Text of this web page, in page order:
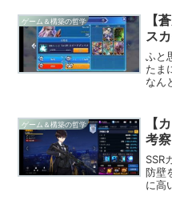
ゲーム＆構築の哲学
【
ス
ふと
たま
なん
ア
枚ほ
ゲーム＆構築の哲学
【
考
SSR
防壁
に高